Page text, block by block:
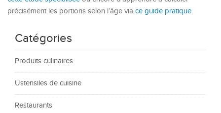
précisément les portions selon l’âge via ce guide pratique.
Catégories
Produits culinaires
Ustensiles de cuisine
Restaurants